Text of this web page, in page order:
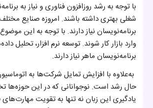
با توجه به رشد روزافزون فناوری و نیاز به
شغلی بهتری داشته باشند. امروزه صنایع
برنامه‌نویسان نیاز دارند. با توجه به این
وارد بازار کار شوند. توسعه نرم ‌افزار،
برنامه‌نویسان ماهر نیاز دارند.
به‌علاوه با افزایش تمایل شرکت‌ها به
حال رشد است. نوجوانانی که در این حوزه‌ها
یادگیری این زبان نه تنها به تقویت